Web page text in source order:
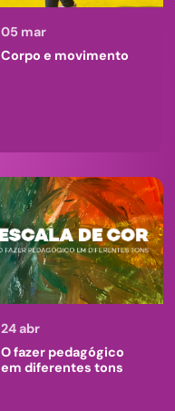
05 mar
Corpo e movimento
24 abr
O fazer pedagógico
em diferentes tons